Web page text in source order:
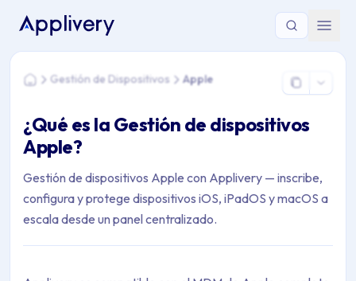
HomeGestión de Dispositivos Apple
¿Qué es la Gestión de dispositivos
Apple?
Gestión de dispositivos Apple con Applivery — inscribe,
configura y protege dispositivos iOS, iPadOS y macOS a
escala desde un panel centralizado.